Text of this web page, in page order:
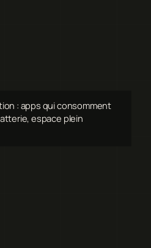
: apps qui consomment
espace plein